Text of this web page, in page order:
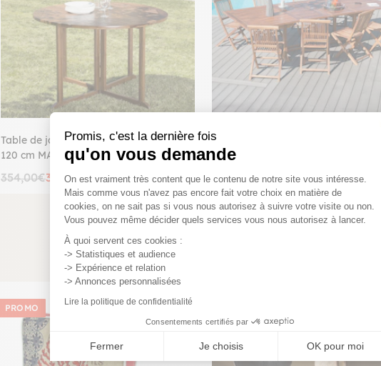
Promis, c'est la dernière fois
qu'on vous demande
Plateforme de Gestion du
On est vraiment très content que le contenu de notre site vous intéresse.
Mais comme vous n'avez pas encore fait votre choix en matière de
cookies, on ne sait pas si vous nous autorisez à suivre votre visite ou non.
Vous pouvez même décider quels services vous nous autorisez à lancer.
À quoi servent ces cookies :
-> Statistiques et audience
-> Expérience et relation
-> Annonces personnalisées
Lire la politique de confidentialité
Consentements certifiés par
Fermer Je choisis OK pour moi
Table de jardin pliante papillon en teck
120 cm MACAO
354,00€336,30€
Salon de jardin en Teck massif
Table extensible 200/
1 394,00€1 324,30€
PROMO